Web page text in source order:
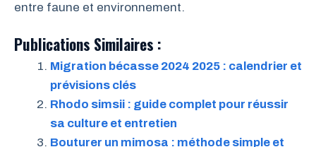
entre faune et environnement.
Publications Similaires :
Migration bécasse 2024 2025 : calendrier et
prévisions clés
Rhodo simsii : guide complet pour réussir
sa culture et entretien
Bouturer un mimosa : méthode simple et